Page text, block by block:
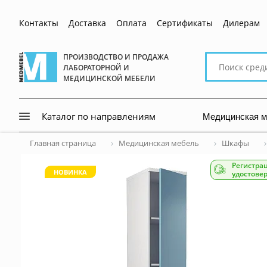
Контакты Доставка Оплата Сертификаты Дилерам
ПРОИЗВОДСТВО И ПРОДАЖА
ЛАБОРАТОРНОЙ И
МЕДИЦИНСКОЙ МЕБЕЛИ
Поиск
сайту
Каталог по направлениям Медицинская
Главная страница Медицинская мебель Шкафы
НОВИНКА